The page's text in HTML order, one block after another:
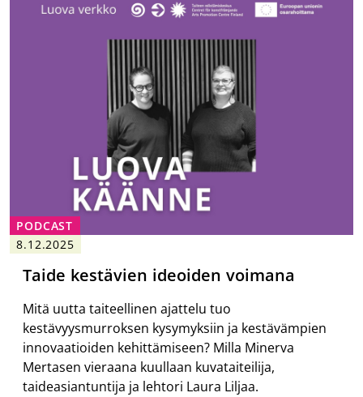
PODCAST
8.12.2025
Taide kestävien ideoiden voimana
Mitä uutta taiteellinen ajattelu tuo
kestävyysmurroksen kysymyksiin ja kestävämpien
innovaatioiden kehittämiseen? Milla Minerva
Mertasen vieraana kuullaan kuvataiteilija,
taideasiantuntija ja lehtori Laura Liljaa.